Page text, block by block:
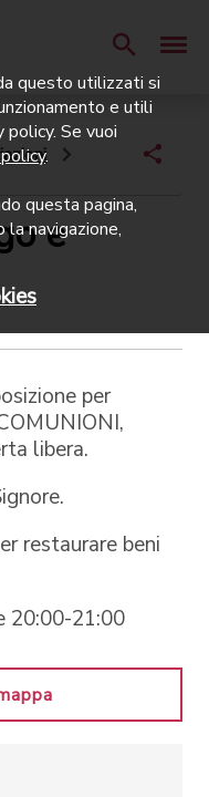
e
per
libera.
restaurare beni
20:00-21:00
questo utilizzati si
e utili
Se vuoi
.
questa pagina,
la navigazione,